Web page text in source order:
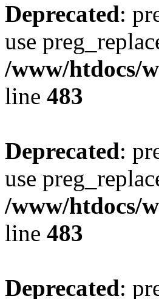
Deprecated:
use
/www/htdocs/
line 483
Deprecated:
use
/www/htdocs/
line 483
Deprecated: